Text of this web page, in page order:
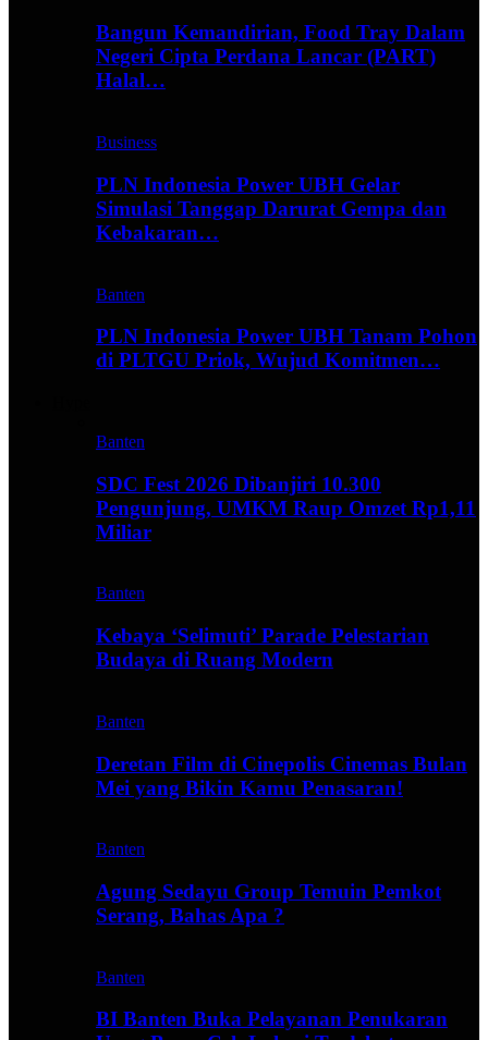
Bangun Kemandirian, Food Tray Dalam
Negeri Cipta Perdana Lancar (PART)
Halal…
Business
PLN Indonesia Power UBH Gelar
Simulasi Tanggap Darurat Gempa dan
Kebakaran…
Banten
PLN Indonesia Power UBH Tanam Pohon
di PLTGU Priok, Wujud Komitmen…
Banten
SDC Fest 2026 Dibanjiri 10.300
Pengunjung, UMKM Raup Omzet Rp1,11
Miliar
Banten
Kebaya ‘Selimuti’ Parade Pelestarian
Budaya di Ruang Modern
Banten
Deretan Film di Cinepolis Cinemas Bulan
Mei yang Bikin Kamu Penasaran!
Banten
Agung Sedayu Group Temuin Pemkot
Serang, Bahas Apa ?
Banten
BI Banten Buka Pelayanan Penukaran